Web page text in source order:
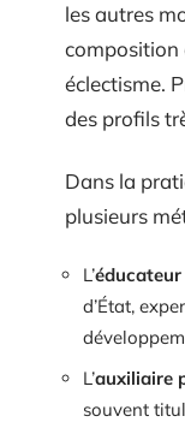
les autres
composition
éclectisme.
des profils
Dans la
plusieurs
L’éducateur
d’État,
L’auxiliaire
souvent